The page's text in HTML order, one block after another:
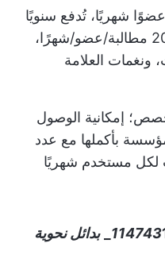
شهريًا، تُدفع سنويًا
(إمكانية الوصول إلى 2000 مطالبة/عضو/شهرًا،
ونغمات العلامة
إمكانية الوصول
بأكملها مع عدد
لكل مستخدم شهريًا
بدائل نحوية